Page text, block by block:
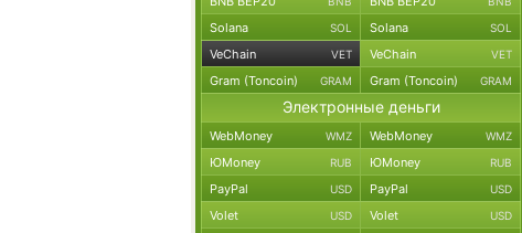
Solana SOL Solana SOL
VeChain VET VeChain VET
Gram (Toncoin) GRAM Gram (Toncoin) GRAM
Электронные деньги
WebMoney WMZ WebMoney WMZ
ЮMoney RUB ЮMoney RUB
PayPal USD PayPal USD
Volet USD Volet USD